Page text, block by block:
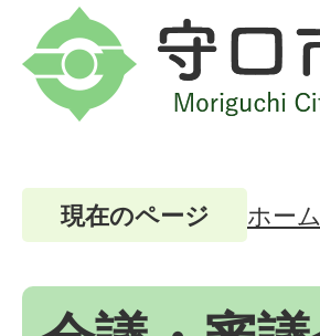
現在のページ ホーム